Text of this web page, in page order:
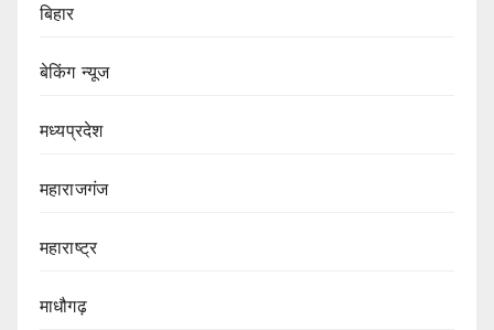
बिहार
बेकिंग न्यूज
मध्यप्रदेश
महाराजगंज
महाराष्ट्र
माधौगढ़